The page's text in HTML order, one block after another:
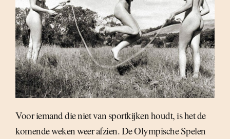
Voor iemand die niet van sportkijken houdt, is het de
komende weken weer afzien. De Olympische Spelen